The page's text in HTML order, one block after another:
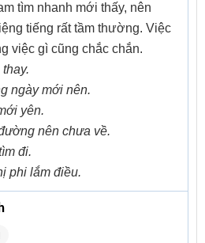
tìm nhanh mới thấy, nên
tiếng rất tầm thường. Việc
việc gì cũng chắc chắn.
ngày mới nên.
yên.
nên chưa về.
đi.
phi lắm điều.